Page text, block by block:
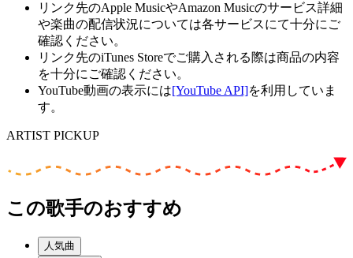
リンク先のApple MusicやAmazon Musicのサービス詳細
や楽曲の配信状況については各サービスにて十分にご
確認ください。
リンク先のiTunes Storeでご購入される際は商品の内容
を十分にご確認ください。
YouTube動画の表示には[YouTube API]を利用していま
す。
ARTIST PICKUP
この歌手のおすすめ
人気曲